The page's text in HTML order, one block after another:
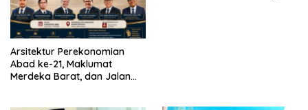
Arsitektur Perekonomian
Abad ke-21, Maklumat
Merdeka Barat, dan Jalan